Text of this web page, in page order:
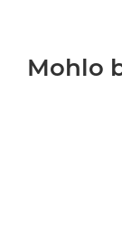
Mohlo